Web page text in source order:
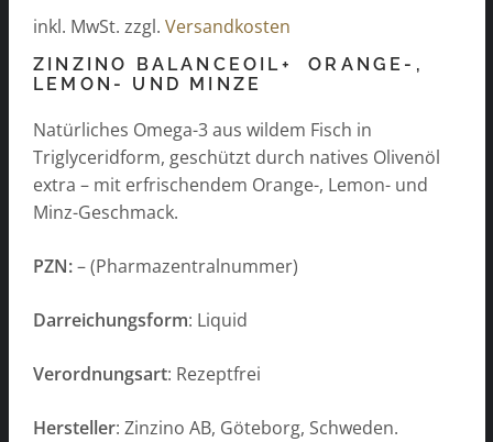
inkl. MwSt. zzgl. Versandkosten
ZINZINO BALANCEOIL+ ORANGE-,
LEMON- UND MINZE
Natürliches Omega-3 aus wildem Fisch in
Triglyceridform, geschützt durch natives Olivenöl
extra – mit erfrischendem Orange-, Lemon- und
Minz-Geschmack.
PZN:– (Pharmazentralnummer)
Darreichungsform: Liquid
Verordnungsart: Rezeptfrei
Hersteller: Zinzino AB, Göteborg, Schweden.